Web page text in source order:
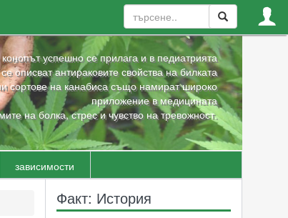
успешно се прилага и в педиатрията
описват антираковите свойства на билката
сортове на канабиса също намират широко
приложение в медицината
на болка, стрес и чувство на тревожност.
зависимости
Факт: История